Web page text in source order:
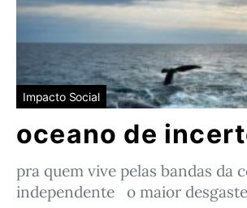
Impacto Social
oceano de
pra quem vive pelas bandas da
independente o maior